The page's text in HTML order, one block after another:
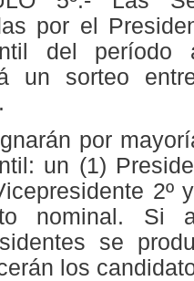
por el
del
un sorteo
por
un (1)
2º
nominal. Si
se
los